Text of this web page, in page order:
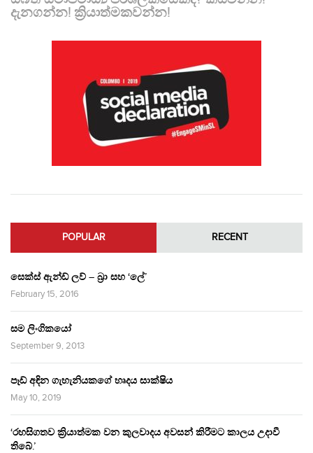
දැනගන්න! ක්‍රියාත්මකවන්න!
POPULAR RECENT
සෙක්ස් ඇන්ඩ් ලව් – බ්‍රා සහ ‘ලේ’
February 15, 2016
සම ලිංගිකයෝ
September 9, 2013
පෑඩ් අඳින ගැහැනියකගේ හෘදය සාක්ෂිය
May 10, 2019
‘රහසිගතව ක්‍රියාත්මක වන කුලවාදය අවසන් කිරීමට කාලය උදාවී
තිබේ.’